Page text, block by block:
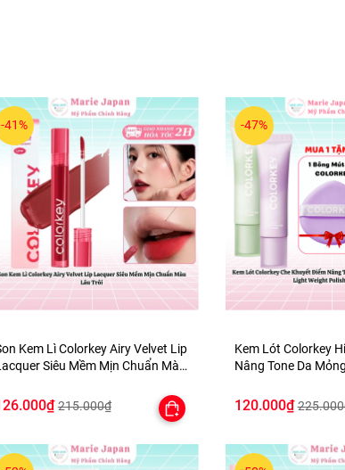
-41%
Kem Lì Colorkey Airy Velvet Lip
Siêu Mềm Mịn Chuẩn Màu
215.000₫
-47%
Kem Lót Colorkey
Nâng Tone Da
TẶNG 1 BÔNG MÚT
120.000₫